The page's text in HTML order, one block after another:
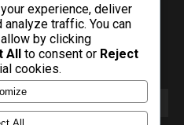
ve
veri
Haber Gönder
Fikstür
experience, deliver
traffic. You can
by clicking
All to consent or Reject
cookies.